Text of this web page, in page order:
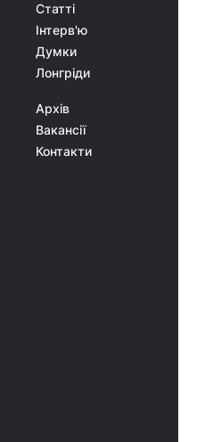
Статті
Інтерв'ю
Думки
Лонгріди
Архів
Вакансії
Контакти